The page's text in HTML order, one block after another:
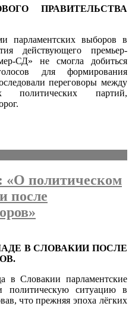
ПРАВИТЕЛЬСТВА
парламентских выборов в
действующего премьер-
СД» не смогла добиться
для формирования
переговоры между
политических партий,
политическом
после
В СЛОВАКИИ ПОСЛЕ
в Словакии парламентские
политическую ситуацию в
что прежняя эпоха лёгких